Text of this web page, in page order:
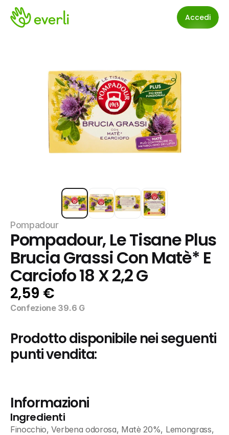
Accedi
Pompadour
Pompadour, Le Tisane Plus
Brucia Grassi Con Matè* E
Carciofo 18 X 2,2 G
2,59 €
Confezione 39.6 G
Prodotto disponibile nei seguenti
punti vendita:
Informazioni
Ingredienti
Finocchio, Verbena odorosa, Matè 20%, Lemongrass,